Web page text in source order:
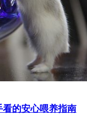
的安心喂养指南